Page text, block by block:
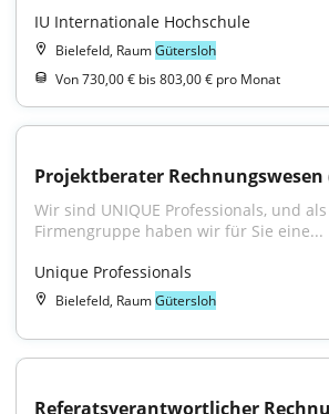
IU Internationale Hochschule
Bielefeld, RaumGütersloh
Von 730,00 € bis 803,00 € pro Monat
Projektberater
Wir sind UNIQUE Professionals, und
Firmengruppe haben wir für Sie eine...
Unique Professionals
Bielefeld, RaumGütersloh
Referatsverantwortlicher